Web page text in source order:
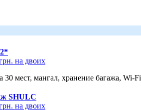
на двоих
30 мест, мангал, хранение багажа, Wi-
SHULC
на двоих